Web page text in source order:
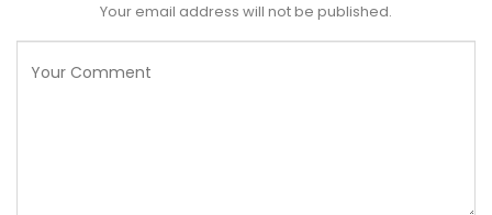
Your email address will not be published.